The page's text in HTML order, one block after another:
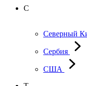
С
Северный
Сербия
США